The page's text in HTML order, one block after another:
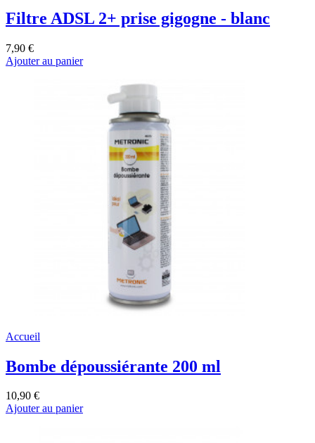
Filtre ADSL 2+ prise gigogne - blanc
7,90 €
Ajouter au panier
Accueil
Bombe dépoussiérante 200 ml
10,90 €
Ajouter au panier